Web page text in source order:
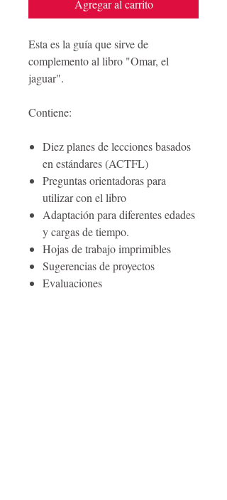
Agregar al carrito
Esta es la guía que sirve de
complemento al libro "Omar, el
jaguar".
Contiene:
Diez planes de lecciones basados
en estándares (ACTFL)
Preguntas orientadoras para
utilizar con el libro
Adaptación para diferentes edades
y cargas de tiempo.
Hojas de trabajo imprimibles
Sugerencias de proyectos
Evaluaciones